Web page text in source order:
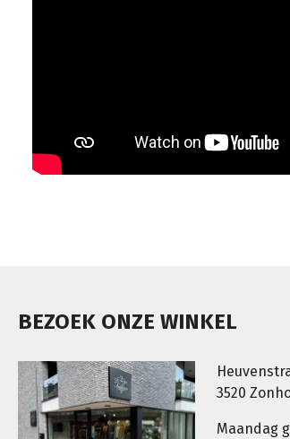
BEZOEK ONZE WINKEL
3520
Maandag